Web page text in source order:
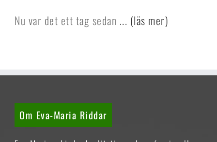
Nu var det ett tag sedan ... (läs mer)
Om Eva-Maria Riddar